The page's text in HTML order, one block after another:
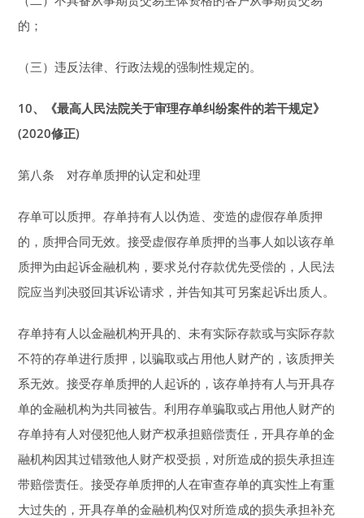
的；
（三）违反法律、行政法规的强制性规定的。
10、《最高人民法院关于审理存单纠纷案件的若干规定》
(2020修正)
第八条 对存单质押的认定和处理
存单可以质押。存单持有人以伪造、变造的虚假存单质押
的，质押合同无效。接受虚假存单质押的当事人如以该存单
质押为由起诉金融机构，要求兑付存款优先受偿的，人民法
院应当判决驳回其诉讼请求，并告知其可另案起诉出质人。
存单持有人以金融机构开具的、未有实际存款或与实际存款
不符的存单进行质押，以骗取或占用他人财产的，该质押关
系无效。接受存单质押的人起诉的，该存单持有人与开具存
单的金融机构为共同被告。利用存单骗取或占用他人财产的
存单持有人对侵犯他人财产权承担赔偿责任，开具存单的金
融机构因其过错致他人财产权受损，对所造成的损失承担连
带赔偿责任。接受存单质押的人在审查存单的真实性上有重
大过失的，开具存单的金融机构仅对所造成的损失承担补充